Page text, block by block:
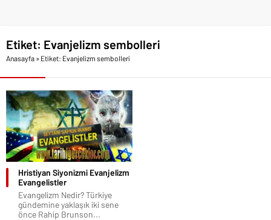
Etiket: Evanjelizm sembolleri
Anasayfa » Etiket: Evanjelizm sembolleri
Hristiyan Siyonizmi Evanjelizm
Evangelistler
Evangelizm Nedir? Türkiye
gündemine yaklaşık iki sene
önce Rahip Brunson...